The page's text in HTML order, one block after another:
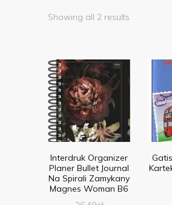
Showing all 2 results
Interdruk Organizer
Planer Bullet Journal
Na Spirali Zamykany
Magnes Woman B6